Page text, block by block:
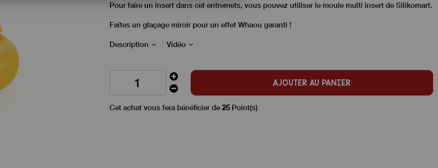
Pour faire un insert dans cet entremets, vous pouvez utiliser le moule multi insert de Silikomart.
Faites un glaçage miroir pour un effet Whaou garanti !
Description Vidéo
AJOUTER AU PANIER
Cet achat vous fera bénéficier de 25Point(s)